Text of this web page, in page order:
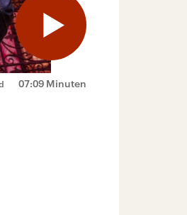
07:09 Minuten